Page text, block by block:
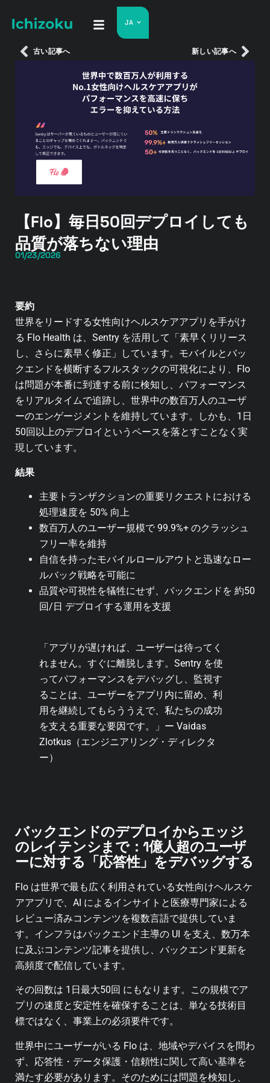
JA
古い記事へ 新しい記事へ
【Flo】毎日50回デプロイしても
品質が落ちない理由
01/23/2026
要約
世界をリードする女性向けヘルスケアアプリを手がけ
る Flo Health は、Sentry を活用して「素早くリリース
し、さらに素早く修正」しています。モバイルとバッ
クエンドを横断するフルスタックの可視化により、Flo
は問題が本番に到達する前に検知し、パフォーマンス
をリアルタイムで追跡し、世界中の数百万人のユーザ
ーのエンゲージメントを維持しています。しかも、1日
50回以上のデプロイというペースを落とすことなく実
現しています。
結果
主要トランザクションの重要リクエストにおける
処理速度を 50% 向上
数百万人のユーザー規模で 99.9%+ のクラッシュ
フリー率を維持
自信を持ったモバイルロールアウトと迅速なロー
ルバック戦略を可能に
品質や可視性を犠牲にせず、バックエンドを 約50
回/日 デプロイする運用を支援
「アプリが遅ければ、ユーザーは待ってく
れません。すぐに離脱します。Sentry を使
ってパフォーマンスをデバッグし、監視す
ることは、ユーザーをアプリ内に留め、利
用を継続してもらううえで、私たちの成功
を支える重要な要因です。」ー Vaidas
Zlotkus（エンジニアリング・ディレクタ
ー）
バックエンドのデプロイからエッジ
のレイテンシまで：1億人超のユーザ
ーに対する「応答性」をデバッグする
Flo は世界で最も広く利用されている女性向けヘルスケ
アアプリで、AI によるインサイトと医療専門家による
レビュー済みコンテンツを複数言語で提供していま
す。インフラはバックエンド主導の UI を支え、数万本
に及ぶコンテンツ記事を提供し、バックエンド更新を
高頻度で配信しています。
その回数は 1日最大50回 にもなります。この規模でア
プリの速度と安定性を確保することは、単なる技術目
標ではなく、事業上の必須要件です。
世界中にユーザーがいる Flo は、地域やデバイスを問わ
ず、応答性・データ保護・信頼性に関して高い基準を
満たす必要があります。そのためには問題を検知し、